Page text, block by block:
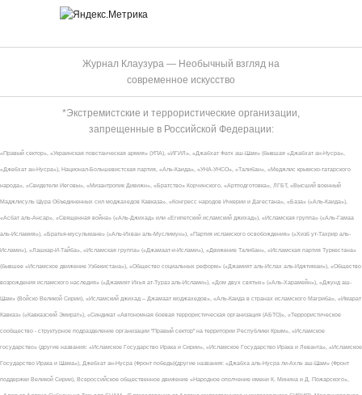
Журнал Клаузура — Необычный взгляд на
современное искусство
*Экстремистские и террористические организации,
запрещенные в Российской Федерации:
«Правый сектор», «Украинская повстанческая армия» (УПА), «ИГИЛ», «Джабхат Фатх аш-Шам» (бывшая «Джабхат ан-Нусра»,
«Джебхат ан-Нусра»), Национал-Большевистская партия, «Аль-Каида», «УНА-УНСО», «Талибан», «Меджлис крымско-татарского
народа», «Свидетели Иеговы», «Мизантропик Дивижн», «Братство» Корчинского, «Артподготовка», ЛГБТ, «Высший военный
Маджлисуль Шура Объединенных сил моджахедов Кавказа», «Конгресс народов Ичкерии и Дагестана», «База» («Аль-Каида»),
«Асбат аль-Ансар», «Священная война» («Аль-Джихад» или «Египетский исламский джихад»), «Исламская группа» («Аль-Гамаа
аль-Исламия»), «Братья-мусульмане» («Аль-Ихван аль-Муслимун»), «Партия исламского освобождения» («Хизб ут-Тахрир аль-
Ислами»), «Лашкар-И-Тайба», «Исламская группа» («Джамаат-и-Ислами»), «Движение Талибан», «Исламская партия Туркестана»
(бывшее «Исламское движение Узбекистана»), «Общество социальных реформ» («Джамият аль-Ислах аль-Иджтимаи»), «Общество
возрождения исламского наследия» («Джамият Ихья ат-Тураз аль-Ислами»), «Дом двух святых» («Аль-Харамейн»), «Джунд аш-
Шам» (Войско Великой Сирии), «Исламский джихад – Джамаат моджахедов», «Аль-Каида в странах исламского Магриба», «Имарат
Кавказ» («Кавказский Эмират»), «Синдикат «Автономная боевая террористическая организация (АБТО)», «Террористическое
сообщество - структурное подразделение организации "Правый сектор" на территории Республики Крым», «Исламское
государство» (другие названия: «Исламское Государство Ирака и Сирии», «Исламское Государство Ирака и Леванта», «Исламское
Государство Ирака и Шама»), Джебхат ан-Нусра (Фронт победы)(другие названия: «Джабха аль-Нусра ли-Ахль аш-Шам» (Фронт
поддержки Великой Сирии), Всероссийское общественное движение «Народное ополчение имени К. Минина и Д. Пожарского»,